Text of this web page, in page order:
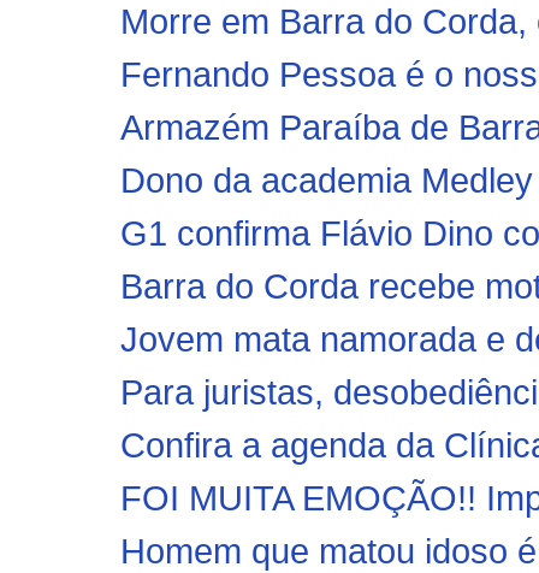
Morre em Barra do
Fernando Pessoa é o
Armazém Paraíba de
Dono da academia
G1 confirma Flávio Dino
Barra do Corda recebe
Jovem mata namorada e
Para juristas,
Confira a agenda da
FOI MUITA EMOÇÃO!!
Homem que matou idoso